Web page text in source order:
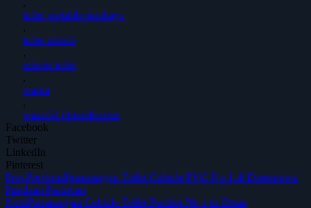
,
toilet portable surabaya
,
toilet urinoir
,
urinoir toilet
,
warna
,
wastafel phenolicresin
Facebook
Twitter
LinkedIn
Pinterest
PrevPreviousPemasangan Toilet Cubicle PVC No 1 di Durensewu
Pandaan Pasuruan
NextPemasangan Cubicle Toilet Pemkot No 1 di Dinas